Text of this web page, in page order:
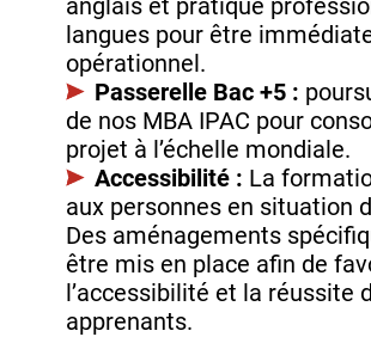
langues pour être
opérationnel.
Passerelle Bac +5 :
de nos MBA IPAC pour
projet à l’échelle mondiale.
Accessibilité : La
aux personnes en situation
Des aménagements
être mis en place afin de
l’accessibilité et la réussite
apprenants.